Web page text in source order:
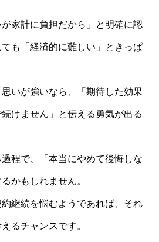
家計に負担だから」と明確に認
も「経済的に難しい」ときっぱ
思いが強いなら、「期待した効果
けません」と伝える勇気が出る
程で、「本当にやめて後悔しな
かもしれません。
継続を悩むようであれば、それ
るチャンスです。